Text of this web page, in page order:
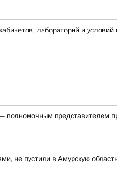
лабораторий и
представителем
не пустили в Амурскую